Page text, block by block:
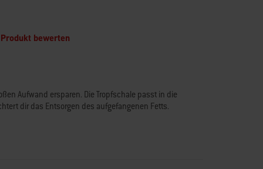
bewerten
Aufwand ersparen. Die Tropfschale passt in die
dir das Entsorgen des aufgefangenen Fetts.